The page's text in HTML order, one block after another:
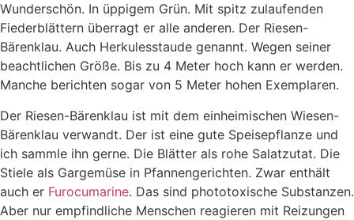
Wunderschön. In üppigem Grün. Mit spitz zulaufenden
Fiederblättern überragt er alle anderen. Der Riesen-
Bärenklau. Auch Herkulesstaude genannt. Wegen seiner
beachtlichen Größe. Bis zu 4 Meter hoch kann er werden.
Manche berichten sogar von 5 Meter hohen Exemplaren.
Der Riesen-Bärenklau ist mit dem einheimischen Wiesen-
Bärenklau verwandt. Der ist eine gute Speisepflanze und
ich sammle ihn gerne. Die Blätter als rohe Salatzutat. Die
Stiele als Gargemüse in Pfannengerichten. Zwar enthält
auch er Furocumarine. Das sind phototoxische Substanzen.
Aber nur empfindliche Menschen reagieren mit Reizungen